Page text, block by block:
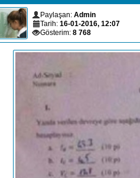
Paylaşan: Admin
Tarih: 16-01-2016, 12:07
Gösterim: 8 768